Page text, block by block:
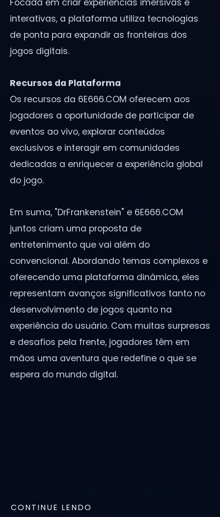
Focada em criar experiências imersivas e
interativas, a plataforma utiliza tecnologias
de ponta para expandir as fronteiras dos
jogos digitais.
Recursos da Plataforma
Os recursos da 6E666.COM oferecem aos
jogadores a oportunidade de participar de
eventos ao vivo, explorar conteúdos
exclusivos e interagir em comunidades
dedicadas a enriquecer a experiência global
do jogo.
Em suma, "DrFrankenstein" e 6E666.COM
juntos criam uma proposta de
entretenimento que vai além do
convencional. Abordando temas complexos e
oferecendo uma plataforma dinâmica, eles
representam avanços significativos tanto no
desenvolvimento de jogos quanto na
experiência do usuário. Com muitas surpresas
e desafios pela frente, jogadores têm em
mãos uma aventura que redefine o que se
espera do mundo digital.
CONTINUE LENDO